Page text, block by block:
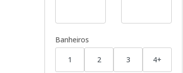
Banheiros
1 2 3 4+